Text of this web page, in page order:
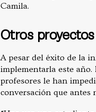
Camila.
Otros
A pesar del éxito de la
implementarla este año.
profesores le han
conversación que antes